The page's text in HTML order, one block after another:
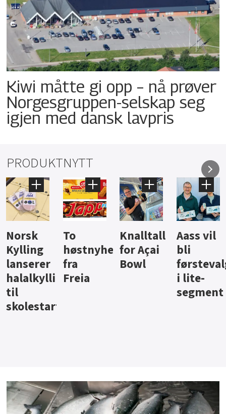
Kiwi måtte gi opp – nå prøver
Norgesgruppen-selskap seg
igjen med dansk lavpris
PRODUKTNYTT
Knalltall
for Açai
Bowl
Aass vil
bli
førstevalg
i lite-
Brus og
jus fra
Berentsen
Hard
iste fra
Hansa